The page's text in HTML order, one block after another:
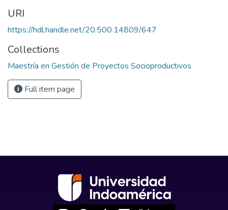
URI
https://hdl.handle.net/20.500.14809/647
Collections
Maestría en Gestión de Proyectos Socioproductivos
Full item page